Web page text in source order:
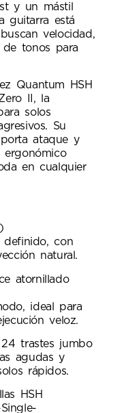
y un mástil
guitarra está
velocidad,
tonos para
Quantum HSH
II, la
solos
Su
ataque y
ergonómico
en cualquier
definido, con
natural.
atornillado
ideal para
veloz.
trastes jumbo
agudas y
rápidos.
HSH